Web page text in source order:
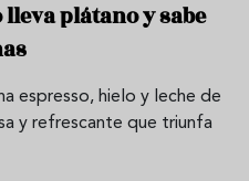
plátano y sabe
espresso, hielo y leche de
y refrescante que triunfa